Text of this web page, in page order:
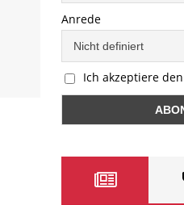
Anrede
Ich akzeptiere